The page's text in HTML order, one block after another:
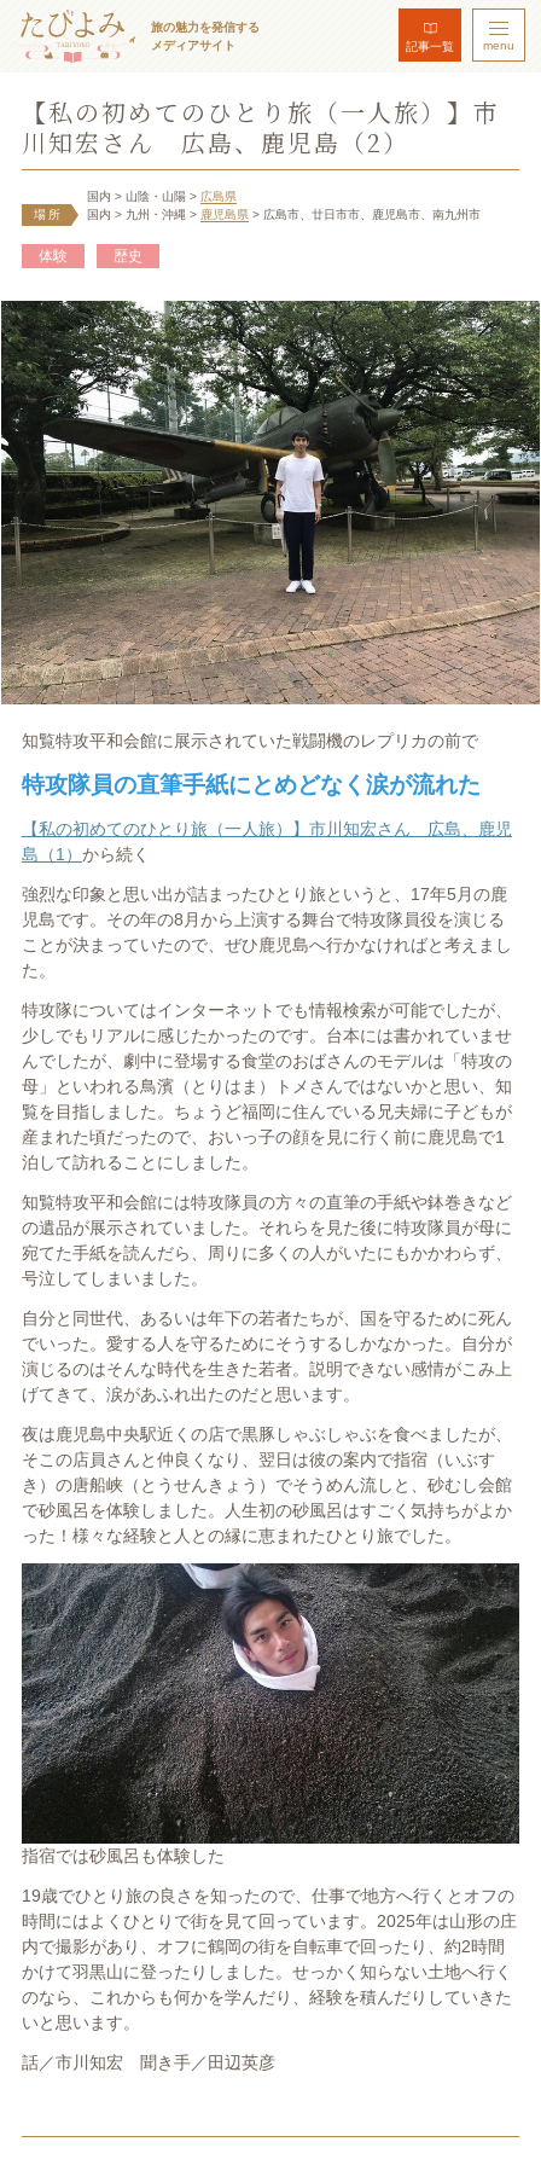
旅の魅力を発信する
メディアサイト
記事一覧 menu
【私の初めてのひとり旅（一人旅）】市
川知宏さん 広島、鹿児島（2）
場所
国内 > 山陰・山陽 > 広島県
国内 > 九州・沖縄 > 鹿児島県 > 広島市、廿日市市、鹿児島市、南九州市
体験 歴史
知覧特攻平和会館に展示されていた戦闘機のレプリカの前で
特攻隊員の直筆手紙にとめどなく涙が流れた
【私の初めてのひとり旅（一人旅）】市川知宏さん 広島、鹿児
島（1） から続く
強烈な印象と思い出が詰まったひとり旅というと、17年5 月の鹿
児島です。その年の8月から上演する舞台で特攻隊員役を演じる
ことが決まっていたので、ぜひ鹿児島へ行かなければと考えまし
た。
特攻隊についてはインターネットでも情報検索が可能でしたが、
少しでもリアルに感じたかったのです。台本には書かれていませ
んでしたが、劇中に登場する食堂のおばさんのモデルは「特攻の
母」といわれる鳥濱（とりはま）
トメさんではないかと思い、知
覧を目指しました。ちょうど福岡に住んでいる兄夫婦に子どもが
産まれた頃だったので、おいっ子の顔を見に行く前に鹿児島で1
泊して訪れることにしました。
知覧特攻平和会館には特攻隊員の方々の直筆の手紙や鉢巻きなど
の遺品が展示されていました。それらを見た後に特攻隊員が母に
宛てた手紙を読んだら、周りに多くの人がいたにもかかわらず、
号泣してしまいました。
自分と同世代、あるいは年下の若者たちが、国を守るために死ん
でいった。愛する人を守るためにそうするしかなかった。自分が
演じるのはそんな時代を生きた若者。説明できない感情がこみ上
げてきて、涙があふれ出たのだと思います。
夜は鹿児島中央駅近くの店で黒豚しゃぶしゃぶを食べましたが、
そこの店員さんと仲良くなり、翌日は彼の案内で指宿（いぶす
き）の唐船峡（とうせんきょう）でそうめん流しと、砂むし会館
で砂風呂を体験しました。人生初の砂風呂はすごく気持ちがよか
った！様々な経験と人との縁に恵まれたひとり旅でした。
指宿では砂風呂も体験した
19歳でひとり旅の良さを知ったので、仕事で地方へ行くとオフの
時間にはよくひとりで街を見て回っています。2025年は山形の庄
内で撮影があり、オフに鶴岡の街を自転車で回ったり、約2時間
かけて羽黒山に登ったりしました。せっかく知らない土地へ行く
のなら、これからも何かを学んだり、経験を積んだりしていきた
いと思います。
話／市川知宏 聞き手／田辺英彦